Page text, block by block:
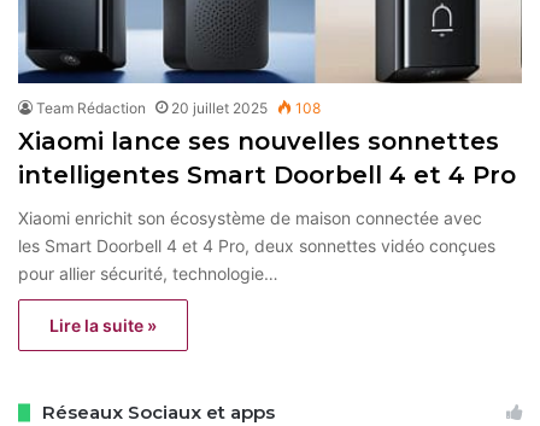
Team Rédaction 20 juillet 2025 108
Xiaomi lance ses nouvelles sonnettes
intelligentes Smart Doorbell 4 et 4 Pro
Xiaomi enrichit son écosystème de maison connectée avec
les Smart Doorbell 4 et 4 Pro, deux sonnettes vidéo conçues
pour allier sécurité, technologie…
Lire la suite »
Réseaux Sociaux et apps